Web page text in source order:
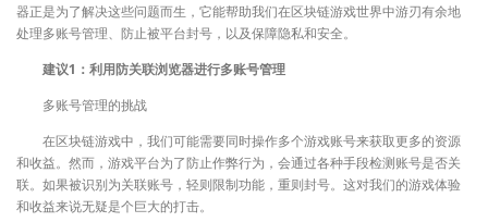
器正是为了解决这些问题而生，它能帮助我们在区块链游戏世界中游刃有余地
处理多账号管理、防止被平台封号，以及保障隐私和安全。
建议1：利用防关联浏览器进行多账号管理
多账号管理的挑战
在区块链游戏中，我们可能需要同时操作多个游戏账号来获取更多的资源
和收益。然而，游戏平台为了防止作弊行为，会通过各种手段检测账号是否关
联。如果被识别为关联账号，轻则限制功能，重则封号。这对我们的游戏体验
和收益来说无疑是个巨大的打击。